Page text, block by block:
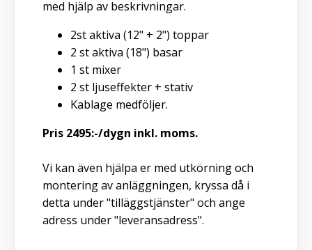
med hjälp av beskrivningar.
2st aktiva (12" + 2") toppar
2 st aktiva (18") basar
1 st mixer
2 st ljuseffekter + stativ
Kablage medföljer.
Pris 2495:-/dygn inkl. moms.
Vi kan även hjälpa er med utkörning och
montering av anläggningen, kryssa då i
detta under "tilläggstjänster" och ange
adress under "leveransadress".